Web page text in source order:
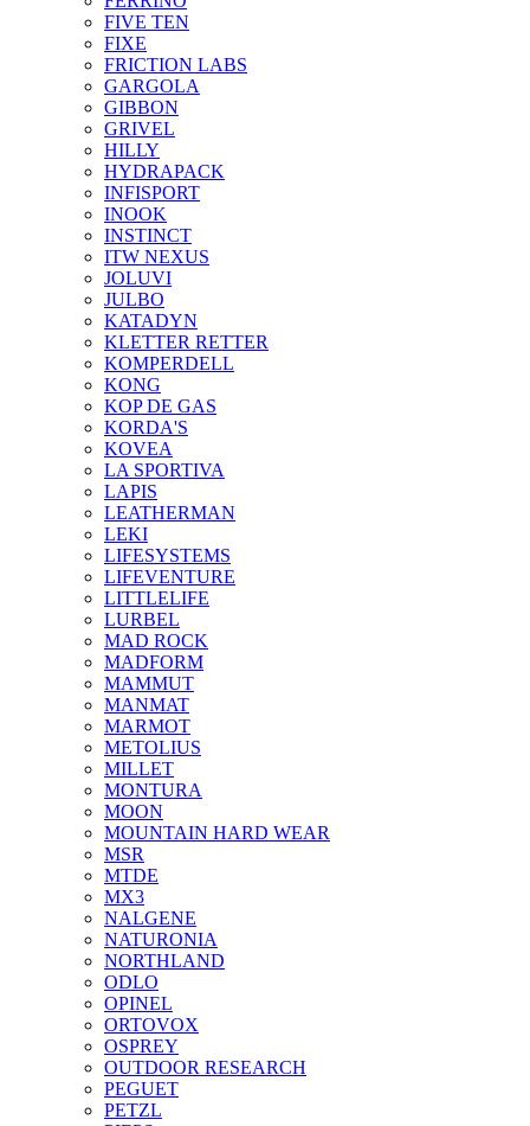
FIVE TEN
FIXE
FRICTION LABS
GARGOLA
GIBBON
GRIVEL
HILLY
HYDRAPACK
INFISPORT
INOOK
INSTINCT
ITW NEXUS
JOLUVI
JULBO
KATADYN
KLETTER RETTER
KOMPERDELL
KONG
KOP DE GAS
KORDA'S
KOVEA
LA SPORTIVA
LAPIS
LEATHERMAN
LEKI
LIFESYSTEMS
LIFEVENTURE
LITTLELIFE
LURBEL
MAD ROCK
MADFORM
MAMMUT
MANMAT
MARMOT
METOLIUS
MILLET
MONTURA
MOON
MOUNTAIN HARD WEAR
MSR
MTDE
MX3
NALGENE
NATURONIA
NORTHLAND
ODLO
OPINEL
ORTOVOX
OSPREY
OUTDOOR RESEARCH
PEGUET
PETZL